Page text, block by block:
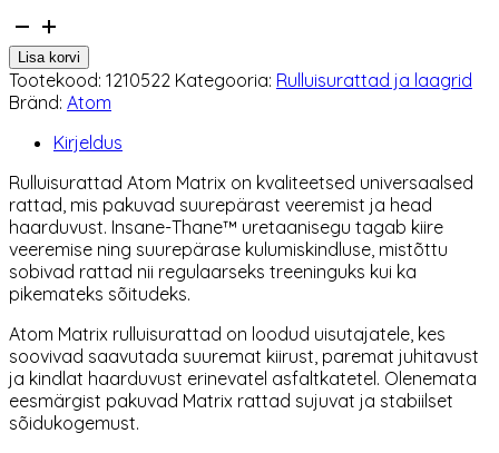
Rulluisurattad
Atom
Matrix
80
mm
kogus
Lisa korvi
Tootekood: 1210522 Kategooria: Rulluisurattad ja laagrid
Bränd: Atom
Kirjeldus
Rulluisurattad Atom Matrix on kvaliteetsed universaalsed
rattad, mis pakuvad suurepärast veeremist ja head
haarduvust. Insane-Thane™ uretaanisegu tagab kiire
veeremise ning suurepärase kulumiskindluse, mistõttu
sobivad rattad nii regulaarseks treeninguks kui ka
pikemateks sõitudeks.
Atom Matrix rulluisurattad on loodud uisutajatele, kes
soovivad saavutada suuremat kiirust, paremat juhitavust
ja kindlat haarduvust erinevatel asfaltkatetel. Olenemata
eesmärgist pakuvad Matrix rattad sujuvat ja stabiilset
sõidukogemust.